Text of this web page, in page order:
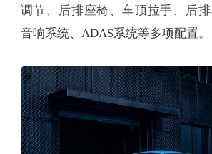
调节、后排座椅、车顶拉手、后
音响系统、ADAS系统等多项配置。